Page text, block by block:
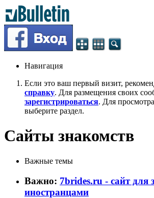
Навигация
Если это ваш первый визит,
справку. Для размещения своих
зарегистрироваться. Для
выберите раздел.
Сайты знакомств
Важные темы
Важно: 7brides.ru - сайт для
иностранцами